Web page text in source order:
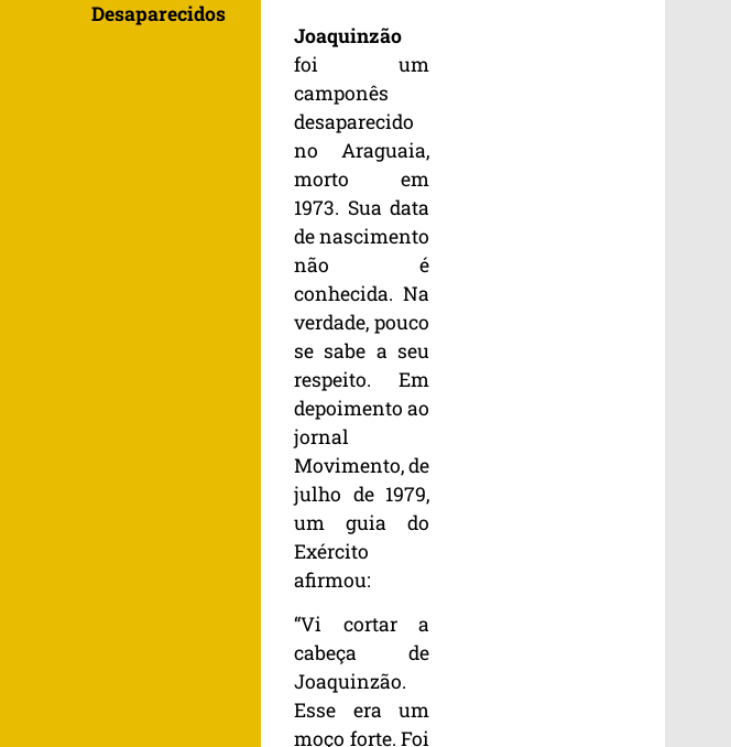
Desaparecidos
Joaquinzão
foi um
camponês
desaparecido
no Araguaia,
morto em
1973. Sua data
de nascimento
não é
conhecida. Na
verdade, pouco
se sabe a seu
respeito. Em
depoimento ao
jornal
Movimento, de
julho de 1979,
um guia do
Exército
afirmou:
“Vi cortar a
cabeça de
Joaquinzão.
Esse era um
moço forte. Foi